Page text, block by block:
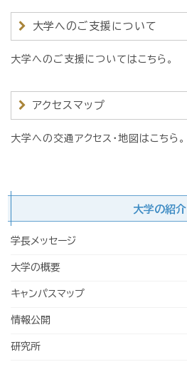
大学へのご支援について
大学へのご支援についてはこちら。
アクセスマップ
大学への交通アクセス・地図はこちら。
大学の紹介
学長メッセージ
大学の概要
キャンパスマップ
情報公開
研究所